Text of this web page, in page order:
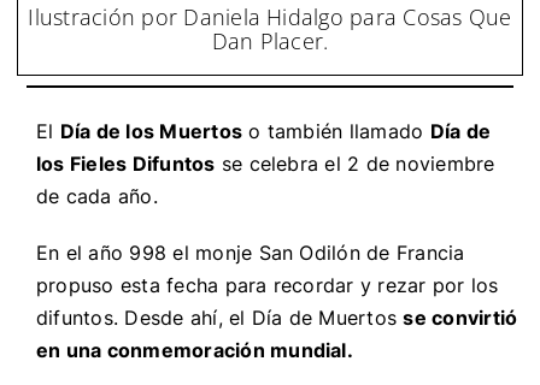
Ilustración por Daniela Hidalgo para Cosas Que
Dan Placer.
El Día de los Muertos o también llamado Día de
los Fieles Difuntos se celebra el 2 de noviembre
de cada año.
En el año 998 el monje San Odilón de Francia
propuso esta fecha para recordar y rezar por los
difuntos. Desde ahí, el Día de Muertosse convirtió
en una conmemoración mundial.